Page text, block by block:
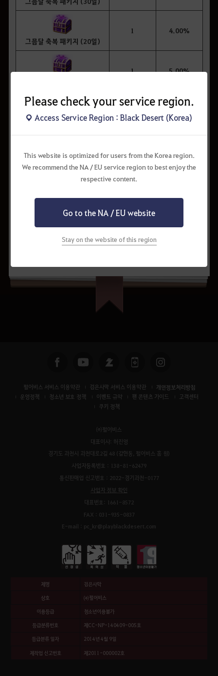
Please check your service region.
Access Service Region : Black Desert (Korea)
This website is optimized for users from the Korea region.
We recommend the NA / EU service region to best enjoy the
respective content.
Go to the NA / EU website
Stay on the website of this region
그믐달 축복 패키지 (20일)
1 4.00%
1 5.00%
그믐달 축복 패키지 (7일)
25.00%
그믐달 축복 패키지 (3일)
펄어비스 서비스 이용약관 검은사막 서비스 이용약관 개인정보처리방침
운영정책 청소년 보호 정책 이벤트 규약 팬 콘텐츠 가이드
고객센터
쿠키 정책
㈜펄어비스
대표이사: 허진영
경기도 과천시 과천대로2길 48 (갈현동, 펄어비스 홈 원)
사업자등록번호 : 138-81-62479
통신판매업 신고번호 : 2022-경기과천-0177
사업자 정보 확인
대표번호: 1661-8572
FAX : 031-935-0837
E-mail : pc_kr@playblackdesert.com
제명 검은사막
상호 ㈜펄어비스
이용등급 청소년이용불가
등급분류번호 제CC-NP-140409-005호
등급분류 일자 2014년 4월 9일
제작업 신고번호 제2011-000002호